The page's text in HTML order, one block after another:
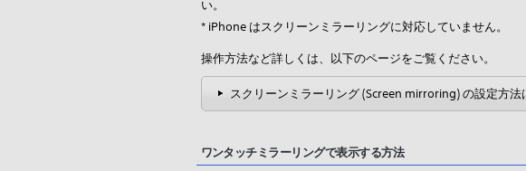
い。
* iPhone はスクリーンミラーリングに対応していません。
操作方法など詳しくは、以下のページをご覧ください。
スクリーンミラーリング (Screen mirroring) の設定方法
ワンタッチミラーリングで表示する方法